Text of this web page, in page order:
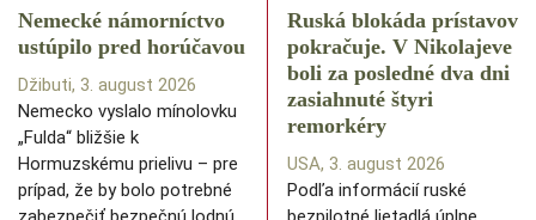
Nemecké námorníctvo
ustúpilo pred horúčavou
Džibuti, 3. august 2026
Nemecko vyslalo mínolovku
„Fulda“ bližšie k
Hormuzskému prielivu – pre
prípad, že by bolo potrebné
Ruská blokáda prístavov
pokračuje. V Nikolajeve
boli za posledné dva dni
zasiahnuté štyri
remorkéry
USA, 3. august 2026
Podľa informácií ruské